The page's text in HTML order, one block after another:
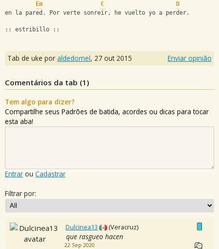
Em C
D
en la pared. Por verte sonreír, he vuelto yo a perder.
:: estribillo ::
Tab de uke por aldedomel, 27 out 2015 Enviar opinião
Comentários da tab (1 )
Tem algo para dizer?
Compartilhe seus Padrões de batida, acordes ou dicas para tocar
esta aba!
Entrar ou Cadastrar
Filtrar por:
Dulcinea13 (Veracruz)
que rasgueo hacen
22 Sep 2020